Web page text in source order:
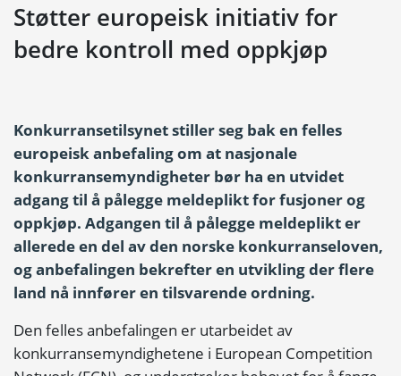
Støtter europeisk initiativ for
bedre kontroll med oppkjøp
Konkurransetilsynet stiller seg bak en felles
europeisk anbefaling om at nasjonale
konkurransemyndigheter bør ha en utvidet
adgang til å pålegge meldeplikt for fusjoner og
oppkjøp. Adgangen til å pålegge meldeplikt er
allerede en del av den norske konkurranseloven,
og anbefalingen bekrefter en utvikling der flere
land nå innfører en tilsvarende ordning.
Den felles anbefalingen er utarbeidet av
konkurransemyndighetene i European Competition